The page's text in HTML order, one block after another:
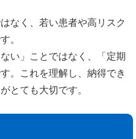
なく、若い患者や高リスク
。
い」ことではなく、「定期
。これを理解し、納得でき
とても大切です。